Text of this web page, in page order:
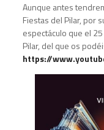
Aunque antes
Fiestas del Pilar, por
espectáculo que el
Pilar, del que os
https://